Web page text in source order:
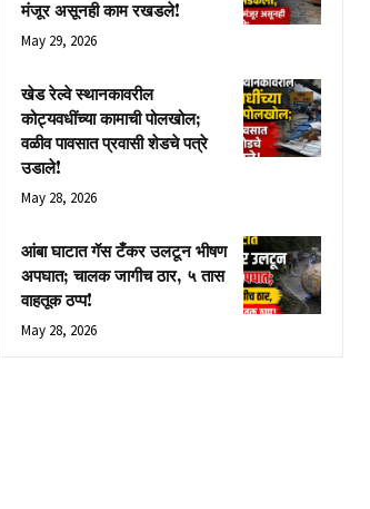
मंजूर असूनही काम रखडले!
May 29, 2026
खेड रेल्वे स्थानकावरील
कोट्यवधींच्या कामाची पोलखोल;
वळीव पावसात प्रवासी शेडचे पत्रे
उडाले!
May 28, 2026
आंबा घाटात गॅस टँकर उलटून भीषण
अपघात; चालक जागीच ठार, ५ तास
वाहतूक ठप्प!
May 28, 2026